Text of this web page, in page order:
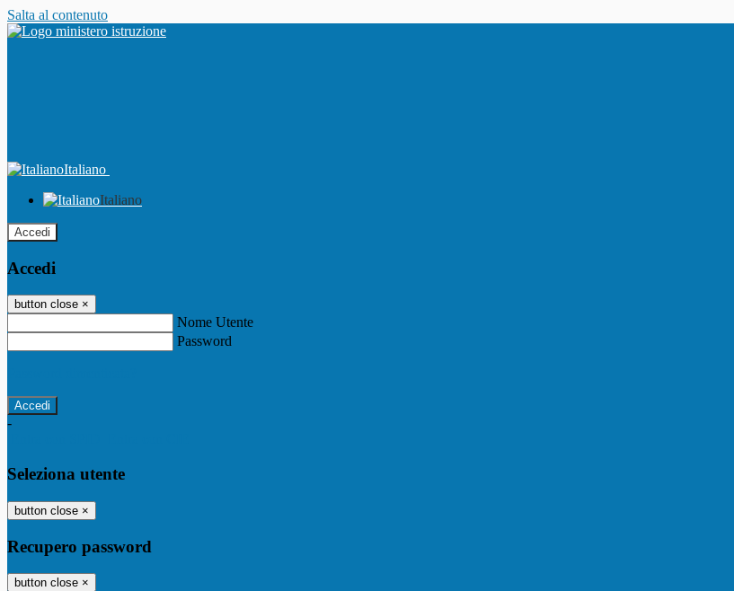
Salta al contenuto
Italiano
Italiano
Accedi
Accedi
button close ×
Nome Utente
Password
-
Seleziona utente
button close ×
Recupero password
button close ×